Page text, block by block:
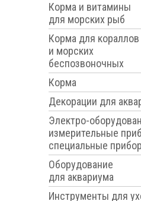
Корма и витамины
для морских рыб
Корма для кораллов
и морских
беспозвоночных
Корма
Декорации для
Электро-
измерительные
специальные
Оборудование
для аквариума
Инструменты для